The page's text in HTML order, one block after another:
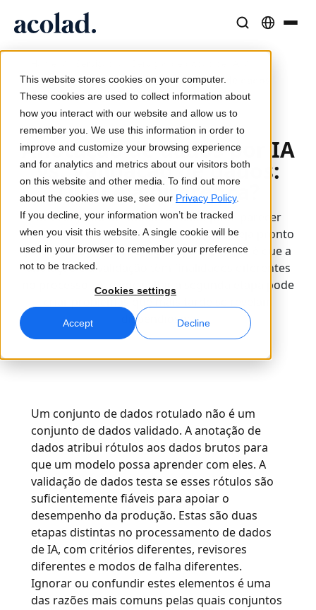
This website stores cookies on your computer.
These cookies are used to collect information about
how you interact with our website and allow us to
remember you. We use this information in order to
improve and customize your browsing experience
and for analytics and metrics about our visitors both
on this website and other media. To find out more
about the cookies we use, see our Privacy Policy.
If you decline, your information won’t be tracked
when you visit this website. A single cookie will be
used in your browser to remember your preference
not to be tracked.
Cookies settings
Accept Decline
Tradução
Velocidade da IA, precisão humana
Interpretação
Comunicação fluida em qualquer lugar
Mídia e Entretenimento
Leve histórias a cada tela
Consultoria e Outsourcing
Transcrição
Transforme áudio em ação
Serviços de Dados
Melhore a IA com dados confiáveis
Todas as soluções
Soluções por Indústria
Lia Translate
Traduções instantâneas alinhadas com a sua marca
Conectividade
Integração nos fluxos de trabalho, de forma simples
Interpretação com IA
Tradução de voz em tempo real
Garantia de qualidade
Serviços de dados para IA
Potencie a IA com dados de qualidade
Conheça a Lia
Histórias de sucesso
Resultados reais dos nossos clientes
Artigos
Perspetivas de especialistas sobre conteúdo global
Ebooks
Guias e estratégias aprofundadas
Webinars on demand
Dominar a tradução com IA para marcas globais
Dicas para aumentar eficiência, escala e qualidade
Sobre a Acolad
Sustentabilidade
Parceiros
Notícias
Carreiras
Construa o seu futuro connosco
Oportunidades para freelancers
Faça parte da nossa rede global
Anotação de dados por IA vs. Validação de dados
27/03/2026
Anotação de dados por IA
vs. Validação de dados:
Qual é a diferença?
Um conjunto de dados rotulado pode parecer
completo, mas isso não significa que esteja pronto
para produção. Este artigo explica porque é que a
anotação e a validação têm finalidades diferentes
no processo IA, e que saltar a segunda etapa pode
dispendiosos.
Um conjunto de dados rotulado não é um
conjunto de dados validado. A anotação de
dados atribui rótulos aos dados brutos para
que um modelo possa aprender com eles. A
validação de dados testa se esses rótulos são
suficientemente fiáveis para apoiar o
desempenho da produção. Estas são duas
etapas distintas no processamento de dados
de IA, com critérios diferentes, revisores
diferentes e modos de falha diferentes.
Ignorar ou confundir estes elementos é uma
das razões mais comuns pelas quais conjuntos